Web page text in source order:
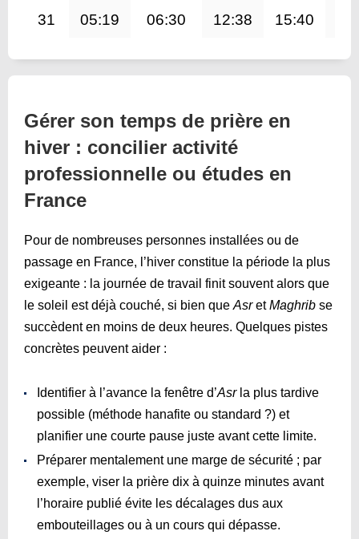
31 05:19 06:30 12:38 15:40
Gérer son temps de prière en
hiver : concilier activité
professionnelle ou études en
France
Pour de nombreuses personnes installées ou de
passage en France, l’hiver constitue la période la plus
exigeante : la journée de travail finit souvent alors que
le soleil est déjà couché, si bien que AsretMaghrib se
succèdent en moins de deux heures. Quelques pistes
concrètes peuvent aider :
Identifier à l’avance la fenêtre d’Asrla plus tardive
possible (méthode hanafite ou standard ?) et
planifier une courte pause juste avant cette limite.
Préparer mentalement une marge de sécurité ; par
exemple, viser la prière dix à quinze minutes avant
l’horaire publié évite les décalages dus aux
embouteillages ou à un cours qui dépasse.